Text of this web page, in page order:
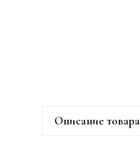
Описание товара